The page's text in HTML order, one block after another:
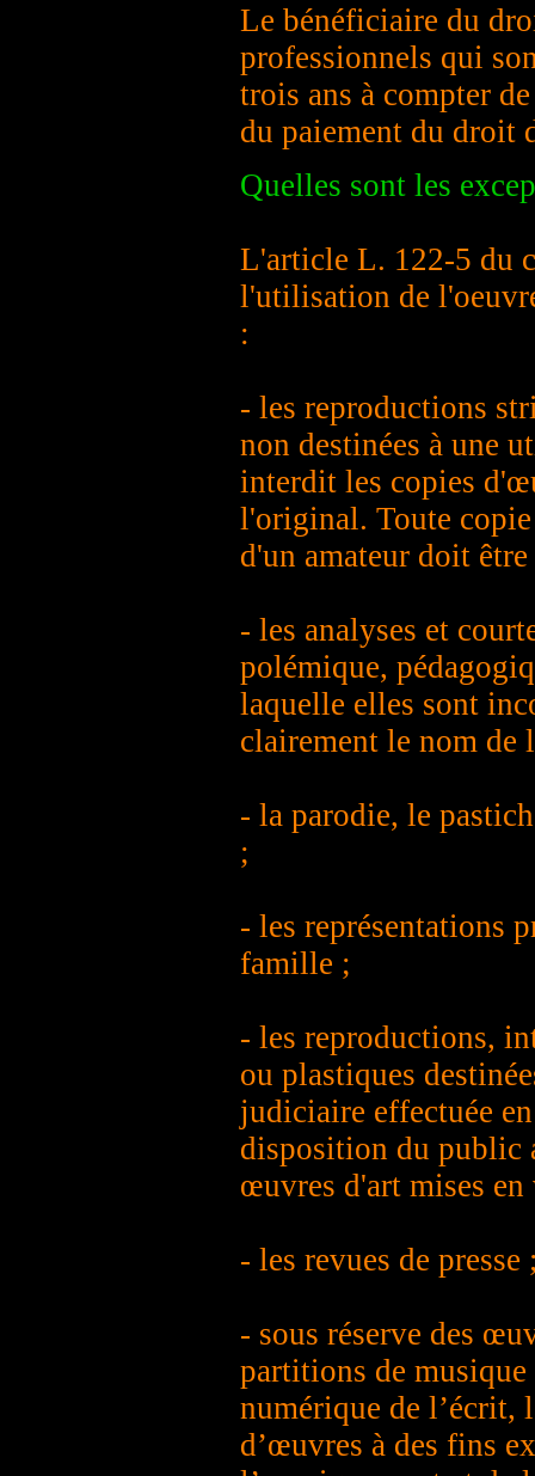
Le bénéficiaire du
professionnels qui
trois ans à compter
du paiement du droit
Quelles sont les
L'article L. 122-5 du
l'utilisation de
:
- les reproductions
non destinées à une
interdit les copies
l'original. Toute copie
d'un amateur doit
- les analyses et
polémique,
laquelle elles sont
clairement le nom de
- la parodie, le
;
- les représentations
famille ;
- les reproductions,
ou plastiques
judiciaire effectuée
disposition du public
œuvres d'art mises en
- les revues de presse
- sous réserve des
partitions de
numérique de l’écrit,
d’œuvres à des fins